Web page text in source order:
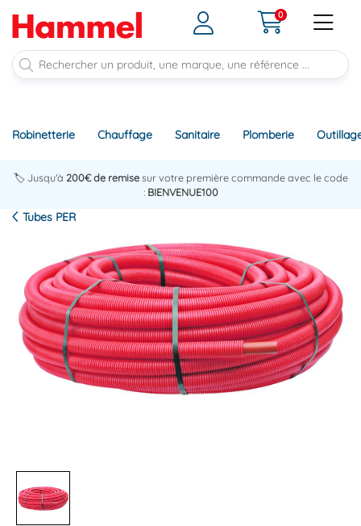
0
Robinetterie Chauffage Sanitaire Plomberie
🏷️ Jusqu'à 200€ de remisesur votre première commande avec le code
: BIENVENUE100
Tubes PER